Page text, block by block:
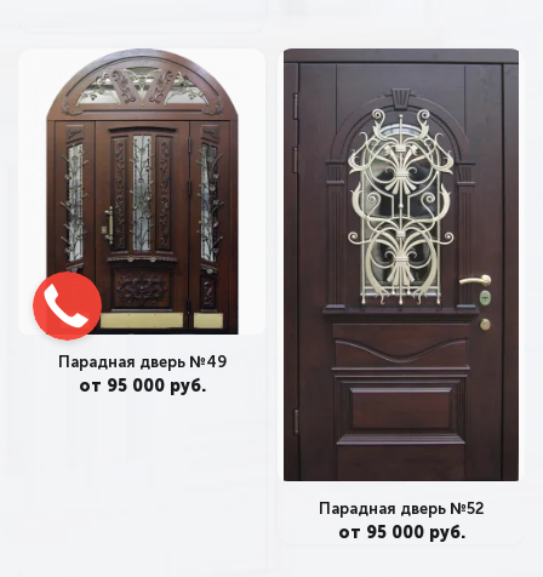
Парадная дверь №49
от 95 000 руб.
Парадная дверь №52
от 95 000 руб.